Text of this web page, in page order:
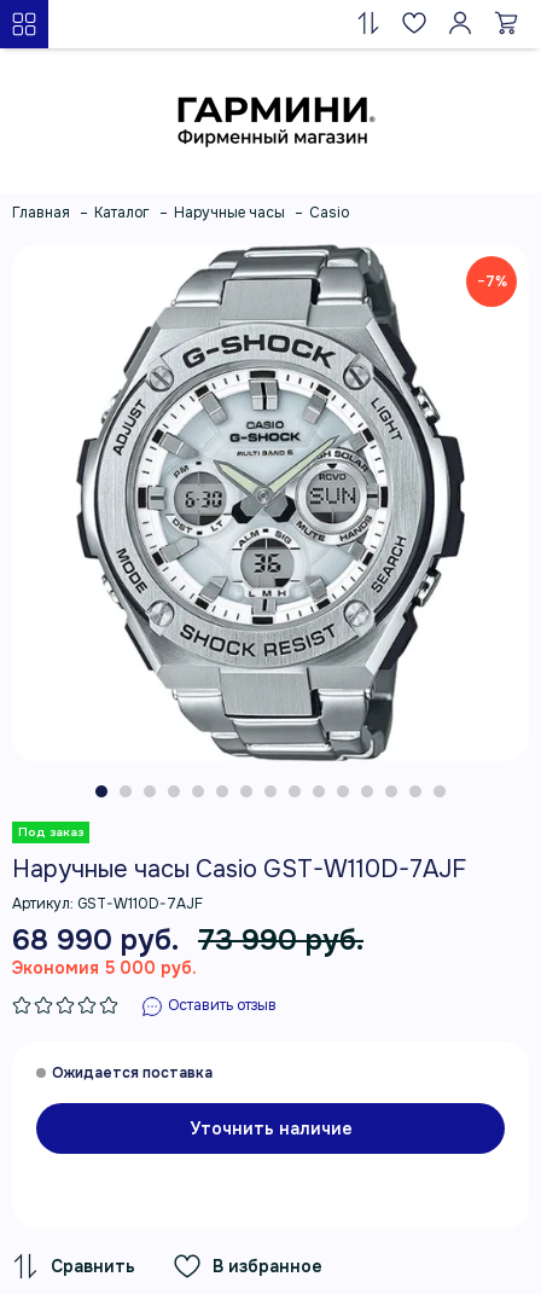
Главная Каталог Наручные часы Casio
−7%
Наручные часы Casio GST-W110D-7AJF
Артикул: GST-W110D-7AJF
68 990 руб. 73 990 руб.
Экономия 5 000 руб.
Оставить отзыв
Уточнить наличие
В избранное